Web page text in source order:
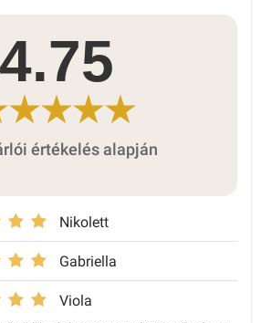
4.75
értékelés alapján
Nikolett
Gabriella
Viola